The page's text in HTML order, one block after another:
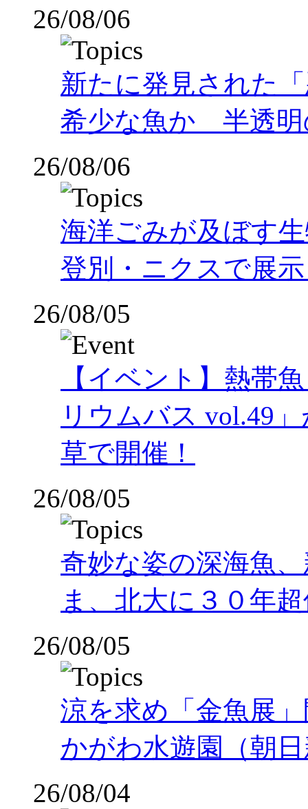
26/08/06
新たに発見された
希少な魚か 半透明
26/08/06
海洋ごみが及ぼす
登別・ニクスで展
26/08/05
【イベント】熱帯
リウムバス vol.49
草で開催！
26/08/05
奇妙な姿の深海魚
ま、北大に３０年
26/08/05
涼を求め「金魚展
かがわ水遊園（朝
26/08/04